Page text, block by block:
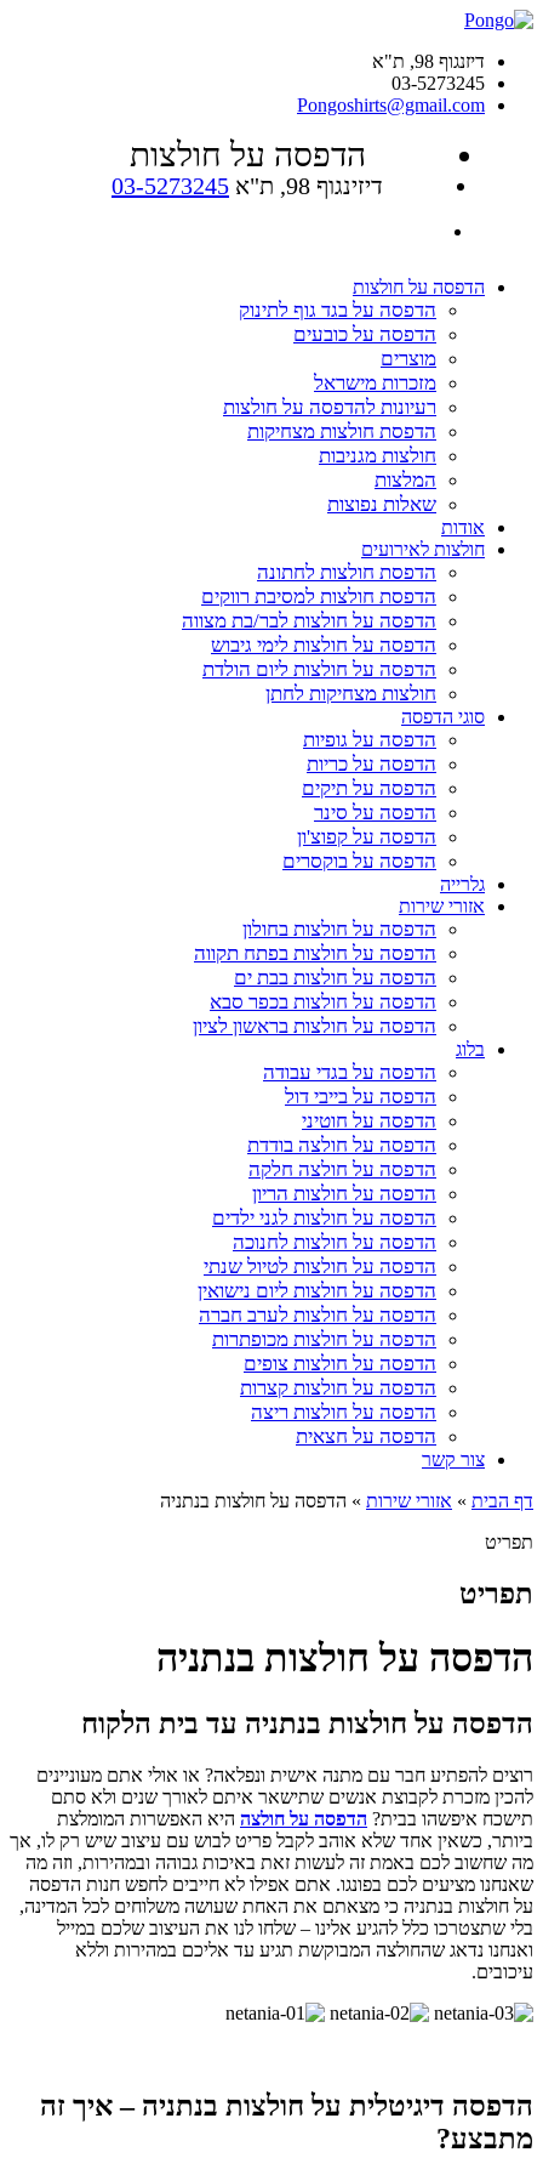
דיזנגוף 98, ת"א
03-5273245
Pongoshirts@gmail.com
הדפסה על חולצות
דיזינגוף 98, ת"א 03-5273245
הדפסה על חולצות
הדפסה על בגד גוף לתינוק
הדפסה על כובעים
מוצרים
מזכרות מישראל
רעיונות להדפסה על חולצות
הדפסת חולצות מצחיקות
חולצות מגניבות
המלצות
שאלות נפוצות
אודות
חולצות לאירועים
הדפסת חולצות לחתונה
הדפסת חולצות למסיבת רווקים
הדפסה על חולצות לבר/בת מצווה
הדפסה על חולצות לימי גיבוש
הדפסה על חולצות ליום הולדת
חולצות מצחיקות לחתן
סוגי הדפסה
הדפסה על גופיות
הדפסה על כריות
הדפסה על תיקים
הדפסה על סינר
הדפסה על קפוצ'ון
הדפסה על בוקסרים
גלרייה
אזורי שירות
הדפסה על חולצות בחולון
הדפסה על חולצות בפתח תקווה
הדפסה על חולצות בבת ים
הדפסה על חולצות בכפר סבא
הדפסה על חולצות בראשון לציון
בלוג
הדפסה על בגדי עבודה
הדפסה על בייבי דול
הדפסה על חוטיני
הדפסה על חולצה בודדת
הדפסה על חולצה חלקה
הדפסה על חולצות הריון
הדפסה על חולצות לגני ילדים
הדפסה על חולצות לחנוכה
הדפסה על חולצות לטיול שנתי
הדפסה על חולצות ליום נישואין
הדפסה על חולצות לערב חברה
הדפסה על חולצות מכופתרות
הדפסה על חולצות צופים
הדפסה על חולצות קצרות
הדפסה על חולצות ריצה
הדפסה על חצאית
צור קשר
דף הבית » אזורי שירות » הדפסה על חולצות בנתניה
תפריט
תפריט
הדפסה על חולצות בנתניה
הדפסה על חולצות בנתניה עד בית הלקוח
רוצים להפתיע חבר עם מתנה אישית ונפלאה? או אולי אתם מעוניינים
להכין מזכרת לקבוצת אנשים שתישאר איתם לאורך שנים ולא סתם
תישכח איפשהו בבית? הדפסה על חולצה היא האפשרות המומלצת
ביותר, כשאין אחד שלא אוהב לקבל פריט לבוש עם עיצוב שיש רק לו, אך
מה שחשוב לכם באמת זה לעשות זאת באיכות גבוהה ובמהירות, וזה מה
שאנחנו מציעים לכם בפונגו. אתם אפילו לא חייבים לחפש חנות הדפסה
על חולצות בנתניה כי מצאתם את האחת שעושה משלוחים לכל המדינה,
בלי שתצטרכו כלל להגיע אלינו – שלחו לנו את העיצוב שלכם במייל
ואנחנו נדאג שהחולצה המבוקשת תגיע עד אליכם במהירות וללא
עיכובים.
הדפסה דיגיטלית על חולצות בנתניה – איך זה
מתבצע?